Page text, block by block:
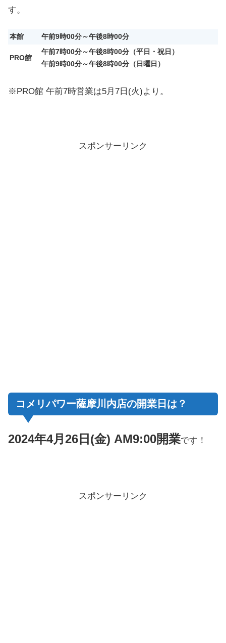
す。
本館 午前9時00分～午後8時00分
PRO館
午前7時00分～午後8時00分（平日・祝日）
午前9時00分～午後8時00分（日曜日）
※PRO館 午前7時営業は5月7日(火)より。
スポンサーリンク
コメリパワー薩摩川内店の開業日は？
2024年4月26日(金) AM9:00開業です！
スポンサーリンク